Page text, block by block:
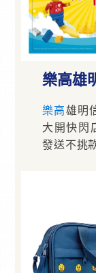
樂高雄
樂高雄明
大開快閃
發送不挑